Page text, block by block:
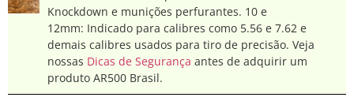
Knockdown e munições perfurantes. 10 e
12mm: Indicado para calibres como 5.56 e 7.62 e
demais calibres usados para tiro de precisão. Veja
nossas Dicas de Segurança antes de adquirir um
produto AR500 Brasil.